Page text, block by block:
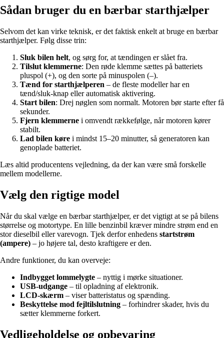
Sådan bruger du en bærbar starthjælper
Selvom det kan virke teknisk, er det faktisk enkelt at bruge en bærbar
starthjælper. Følg disse trin:
Sluk bilen helt, og sørg for, at tændingen er slået fra.
Tilslut klemmerne: Den røde klemme sættes på batteriets
pluspol (+), og den sorte på minuspolen (–).
Tænd for starthjælperen – de fleste modeller har en
tænd/sluk-knap eller automatisk aktivering.
Start bilen: Drej nøglen som normalt. Motoren bør starte efter få
sekunder.
Fjern klemmerne i omvendt rækkefølge, når motoren kører
stabilt.
Lad bilen køre i mindst 15–20 minutter, så generatoren kan
genoplade batteriet.
Læs altid producentens vejledning, da der kan være små forskelle
mellem modellerne.
Vælg den rigtige model
Når du skal vælge en bærbar starthjælper, er det vigtigt at se på bilens
størrelse og motortype. En lille benzinbil kræver mindre strøm end en
stor dieselbil eller varevogn. Tjek derfor enhedens startstrøm
(ampere) – jo højere tal, desto kraftigere er den.
Andre funktioner, du kan overveje:
Indbygget lommelygte – nyttig i mørke situationer.
USB-udgange – til opladning af elektronik.
LCD-skærm – viser batteristatus og spænding.
Beskyttelse mod fejltilslutning – forhindrer skader, hvis du
sætter klemmerne forkert.
Vedligeholdelse og opbevaring